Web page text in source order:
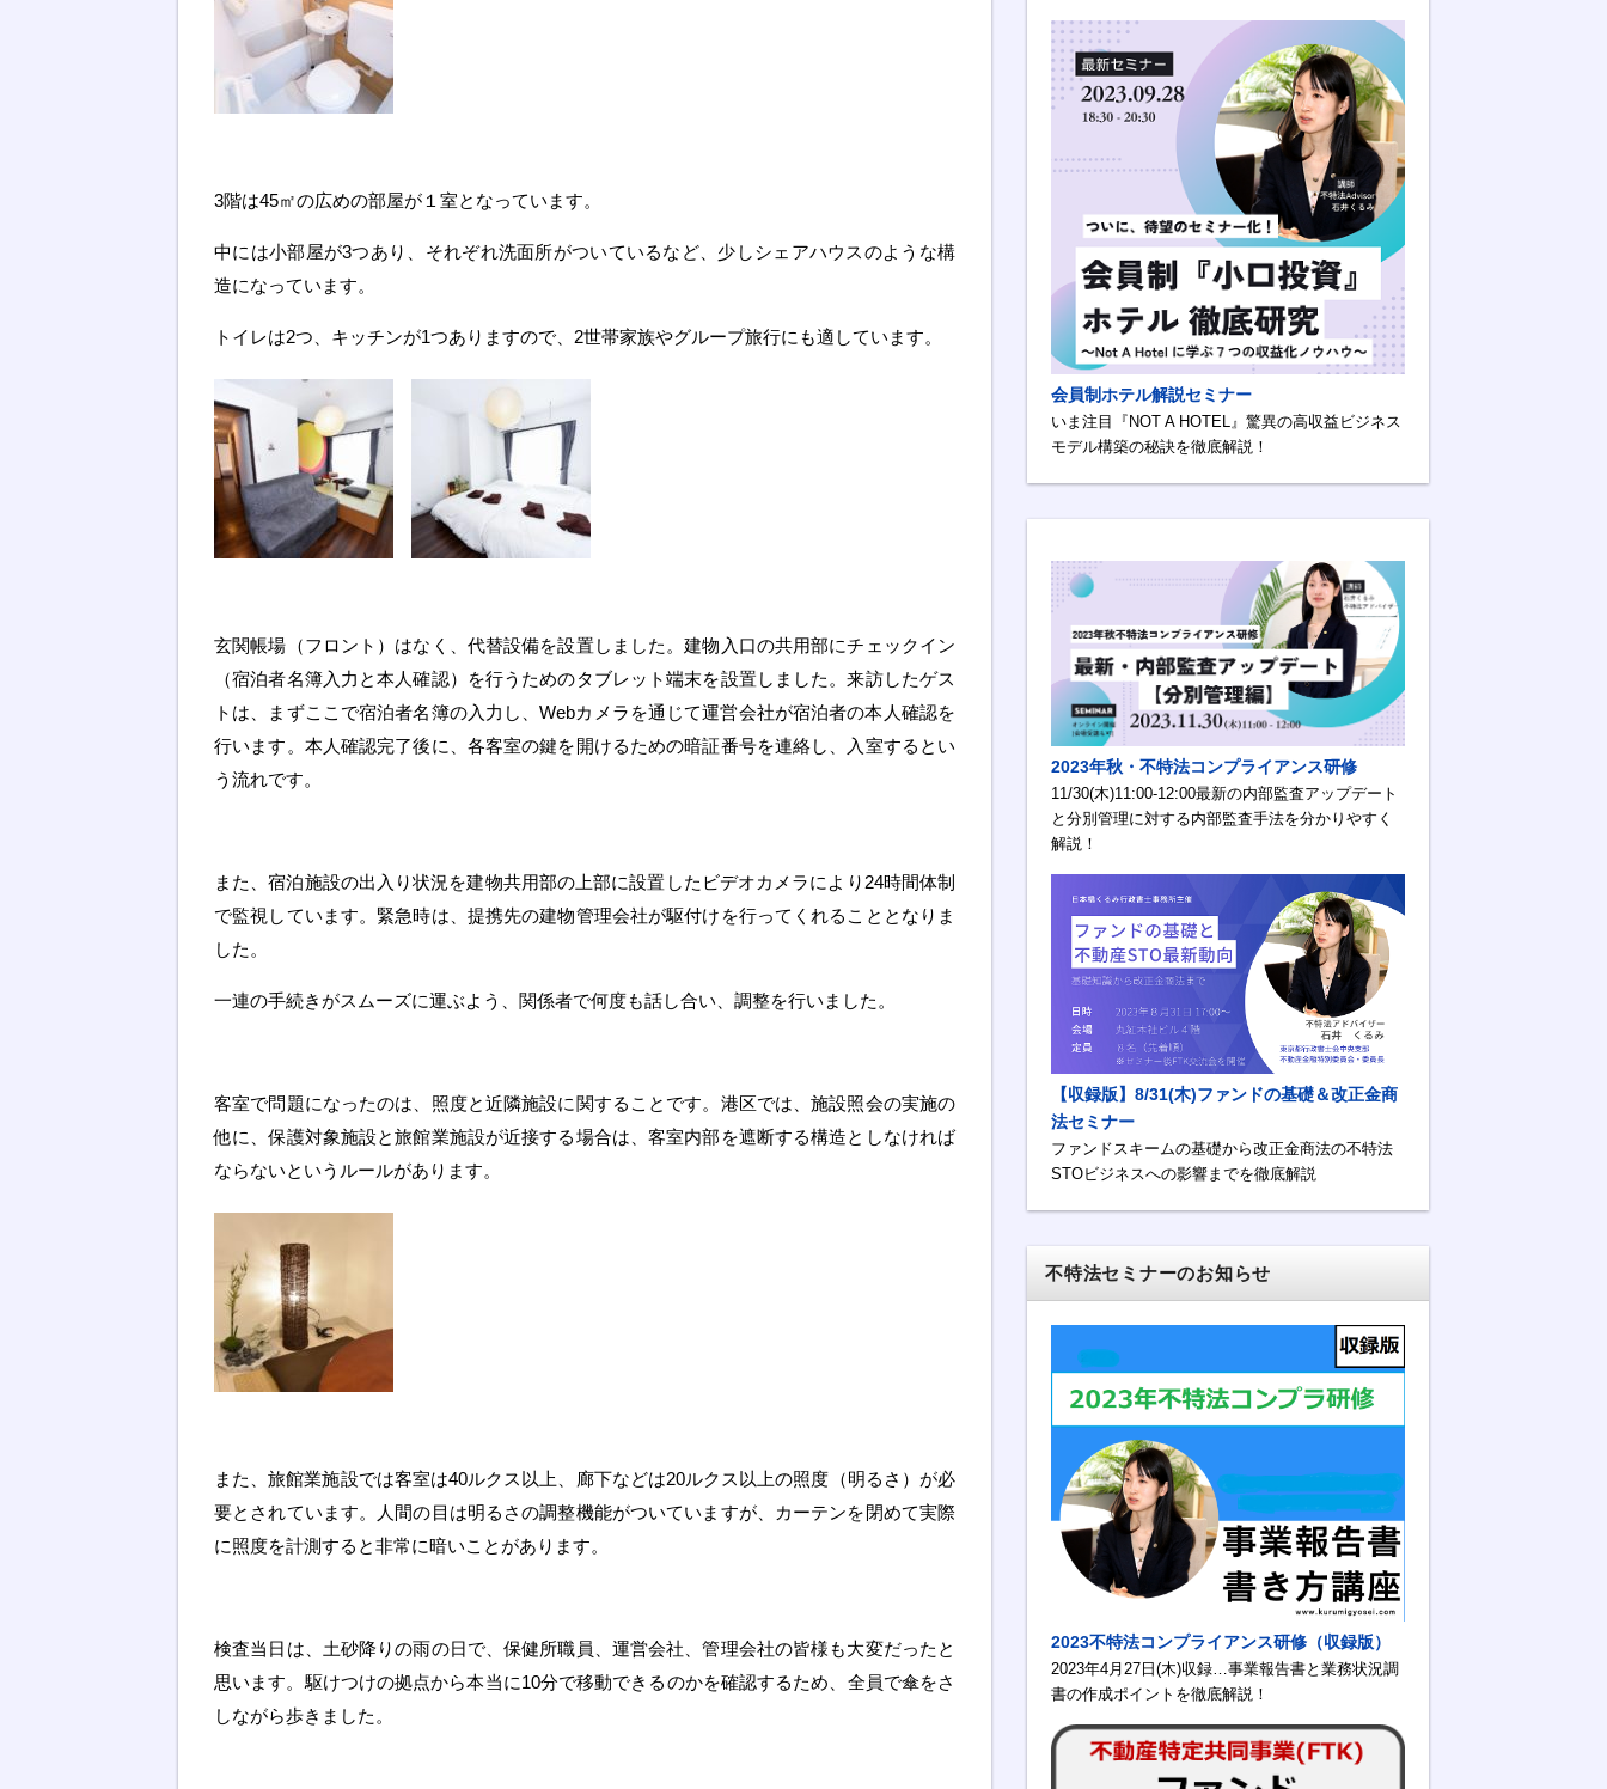
3階は45㎡の広めの部屋が１室となっています。
中には小部屋が3つあり、それぞれ洗面所がついているなど、少しシェアハウスのような構
造になっています。
トイレは2つ、キッチンが1つありますので、2世帯家族やグループ旅行にも適しています。
玄関帳場（フロント）はなく、代替設備を設置しました。建物入口の共用部にチェックイン
（宿泊者名簿入力と本人確認）を行うためのタブレット端末を設置しました。来訪したゲス
トは、まずここで宿泊者名簿の入力し、Webカメラを通じて運営会社が宿泊者の本人確認を
行います。本人確認完了後に、各客室の鍵を開けるための暗証番号を連絡し、入室するとい
う流れです。
また、宿泊施設の出入り状況を建物共用部の上部に設置したビデオカメラにより24時間体制
で監視しています。緊急時は、提携先の建物管理会社が駆付けを行ってくれることとなりま
した。
一連の手続きがスムーズに運ぶよう、関係者で何度も話し合い、調整を行いました。
客室で問題になったのは、照度と近隣施設に関することです。港区では、施設照会の実施の
他に、保護対象施設と旅館業施設が近接する場合は、客室内部を遮断する構造としなければ
ならないというルールがあります。
また、旅館業施設では客室は40ルクス以上、廊下などは20ルクス以上の照度（明るさ）が必
要とされています。人間の目は明るさの調整機能がついていますが、カーテンを閉めて実際
に照度を計測すると非常に暗いことがあります。
検査当日は、土砂降りの雨の日で、保健所職員、運営会社、管理会社の皆様も大変だったと
思います。駆けつけの拠点から本当に10分で移動できるのかを確認するため、全員で傘をさ
しながら歩きました。
会員制ホテル解説セミナー
いま注目『NOT A HOTEL』驚異の高収益ビジネス
モデル構築の秘訣を徹底解説！
2023年秋・不特法コンプライアンス研修
11/30(木)11:00-12:00最新の内部監査アップデート
と分別管理に対する内部監査手法を分かりやすく
解説！
【収録版】8/31(木)ファンドの基礎＆改正金商
法セミナー
ファンドスキームの基礎から改正金商法の不特法
STOビジネスへの影響までを徹底解説
不特法セミナーのお知らせ
2023不特法コンプライアンス研修（収録版）
2023年4月27日(木)収録…事業報告書と業務状況調
書の作成ポイントを徹底解説！